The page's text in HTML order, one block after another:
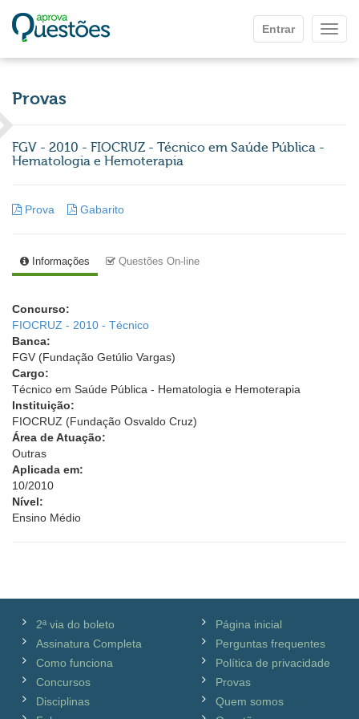
Entrar
Provas
FGV - 2010 - FIOCRUZ - Técnico em Saúde Pública -
Hematologia e Hemoterapia
Prova Gabarito
Informações Questões On-line
Concurso:
FIOCRUZ - 2010 - Técnico
Banca:
FGV (Fundação Getúlio Vargas)
Cargo:
Técnico em Saúde Pública - Hematologia e Hemoterapia
Instituição:
FIOCRUZ (Fundação Osvaldo Cruz)
Área de Atuação:
Outras
Aplicada em:
10/2010
Nível:
Ensino Médio
2ª via do boleto
Assinatura Completa
Como funciona
Concursos
Disciplinas
Página inicial
Perguntas frequentes
Política de privacidade
Provas
Quem somos